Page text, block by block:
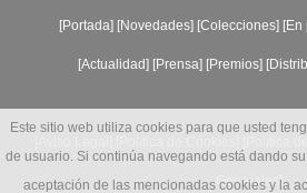
[Portada] [Novedades] [Colecciones] [En
[Actualidad] [Prensa] [Premios] [
Generales ]
Este sitio web utiliza cookies para que usted
de usuario. Si continúa navegando está dando
aceptación de las mencionadas cookies y la